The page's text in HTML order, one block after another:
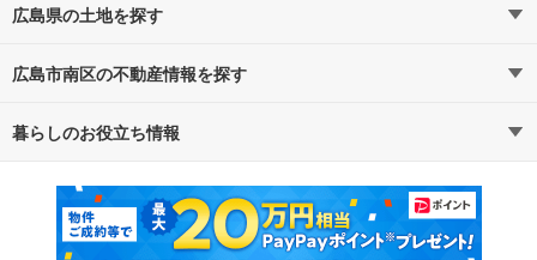
広島県の土地を探す
路線・駅から探す
通勤・通学時間から探す
広島市南区の不動産情報を探す
不動産・住宅
新築マンション 中古マンション
暮らしのお役立ち情報
マンションカタログ 教えて！住まいの先生